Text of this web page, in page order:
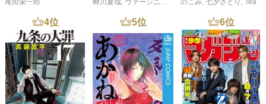
尾田栄一郎
蝉川夏哉, ヴァージニア二等兵 ,転
のこみ, 七夕さとり , Tea
4位 5位 6位